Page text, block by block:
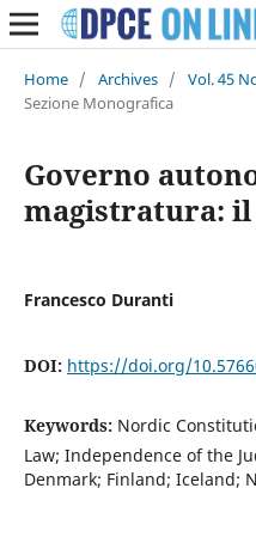
Home / Archives / Vol. 45
Sezione Monografica
Governo
magistratura:
Francesco Duranti
DOI: https://doi.org/
Keywords: Nordic
Law; Independence of the
Denmark; Finland; Iceland;